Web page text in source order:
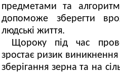
предметами та
допоможе зберегти
людські життя.
Щороку під час
зростає ризик
зберігання зерна та на